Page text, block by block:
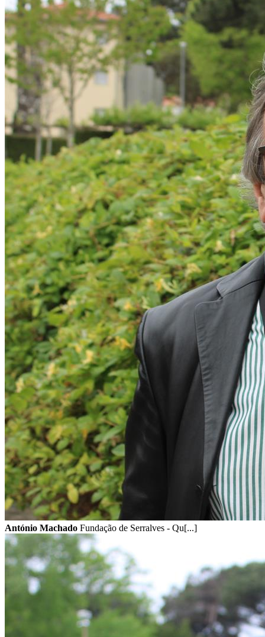
António Machado Fundação de Serralves - Qu[...]